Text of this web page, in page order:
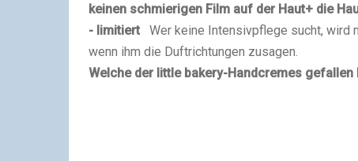
keinen schmierigen Film auf der Haut+ die
- limitiert
Wer keine Intensivpflege sucht, wird
wenn ihm die Duftrichtungen zusagen.
Welche der little bakery-Handcremes gefallen